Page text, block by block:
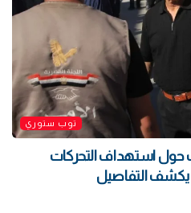
توب ستوري
حول استهداف التحركات
يكشف التفاصيل